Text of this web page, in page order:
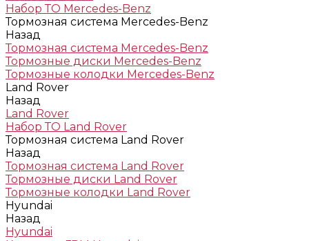
Набор ТО Mercedes-Benz
Тормозная система Mercedes-Benz
Назад
Тормозная система Mercedes-Benz
Тормозные диски Mercedes-Benz
Тормозные колодки Mercedes-Benz
Land Rover
Назад
Land Rover
Набор ТО Land Rover
Тормозная система Land Rover
Назад
Тормозная система Land Rover
Тормозные диски Land Rover
Тормозные колодки Land Rover
Hyundai
Назад
Hyundai